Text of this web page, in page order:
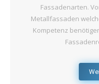
Fassadenarten.
Metallfassaden
Kompetenz